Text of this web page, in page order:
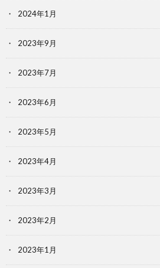
2024年1月
2023年9月
2023年7月
2023年6月
2023年5月
2023年4月
2023年3月
2023年2月
2023年1月